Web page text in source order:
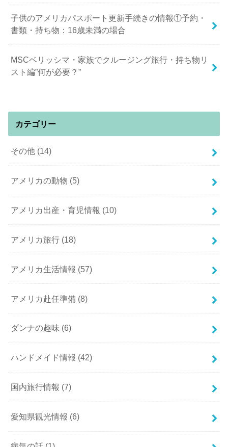
子供のアメリカパスポート更新手続きの情報①予約・
書類・持ち物：16歳未満の場合
MSCベリッシマ・家族でクルージング旅行・持ち物リ
スト編”何が必要？”
カテゴリー
その他 (14)
アメリカの動物 (5)
アメリカ出産・育児情報 (10)
アメリカ旅行 (18)
アメリカ生活情報 (57)
アメリカ赴任準備 (8)
ダンナの趣味 (6)
ハンドメイド情報 (42)
国内旅行情報 (7)
愛知県観光情報 (6)